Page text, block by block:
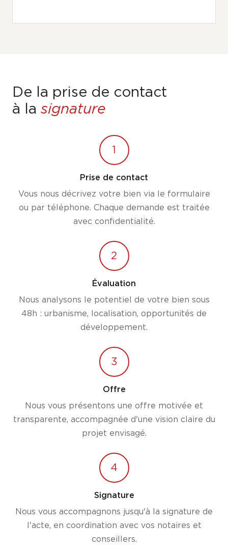
De la prise de contact
à la signature
1
Prise de contact
Vous nous décrivez votre bien via le formulaire
ou par téléphone. Chaque demande est traitée
avec confidentialité.
2
Évaluation
Nous analysons le potentiel de votre bien sous
48h : urbanisme, localisation, opportunités de
développement.
3
Offre
Nous vous présentons une offre motivée et
transparente, accompagnée d'une vision claire du
projet envisagé.
4
Signature
Nous vous accompagnons jusqu'à la signature de
l'acte, en coordination avec vos notaires et
conseillers.